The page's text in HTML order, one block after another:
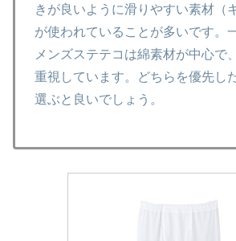
きが良いように滑りやすい素材（
が使われていることが多いです。
メンズステテコは綿素材が中心で
重視しています。どちらを優先し
選ぶと良いでしょう。